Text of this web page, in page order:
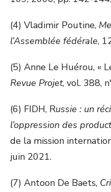
(4) Vladimir Poutine,
l’Assemblée fédérale,
(5) Anne Le Huérou, «
Revue Projet, vol. 388,
(6) FIDH, Russie : un
l’oppression des
de la mission
juin 2021.
(7) Antoon De Baets,